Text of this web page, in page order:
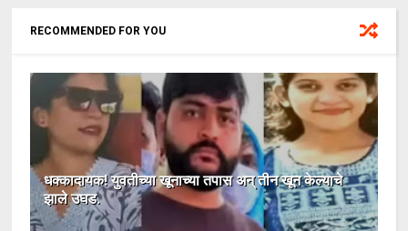
RECOMMENDED FOR YOU
धक्कादायक! युवतीच्या खूनाच्या तपास अन् तीन खून केल्याचे
झाले उघड.